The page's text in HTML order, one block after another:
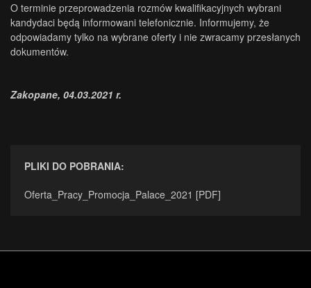
O terminie przeprowadzenia rozmów kwalifikacyjnych wybrani
kandydaci będą informowani telefonicznie. Informujemy, że
odpowiadamy tylko na wybrane oferty i nie zwracamy przesłanych
dokumentów.
Zakopane, 04.03.2021 r.
PLIKI DO POBRANIA:
Oferta_Pracy_Promocja_Palace_2021 [PDF]